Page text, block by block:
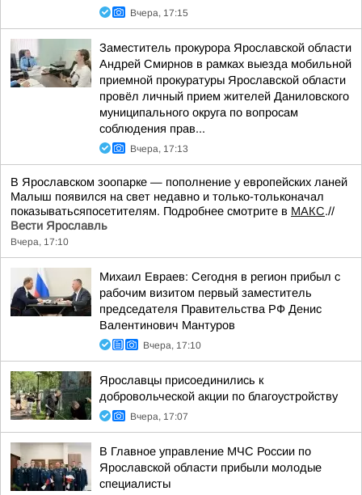
Вчера, 17:15
Заместитель прокурора Ярославской области
Андрей Смирнов в рамках выезда мобильной
приемной прокуратуры Ярославской области
провёл личный прием жителей Даниловского
муниципального округа по вопросам
соблюдения прав...
Вчера, 17:13
В Ярославском зоопарке — пополнение у европейских ланей
Малыш появился на свет недавно и только-тольконачал
показыватьсяпосетителям. Подробнее смотрите в МАКС.//
Вести Ярославль
Вчера, 17:10
Михаил Евраев: Сегодня в регион прибыл с
рабочим визитом первый заместитель
председателя Правительства РФ Денис
Валентинович Мантуров
Вчера, 17:10
Ярославцы присоединились к
добровольческой акции по благоустройству
Вчера, 17:07
В Главное управление МЧС России по
Ярославской области прибыли молодые
специалисты